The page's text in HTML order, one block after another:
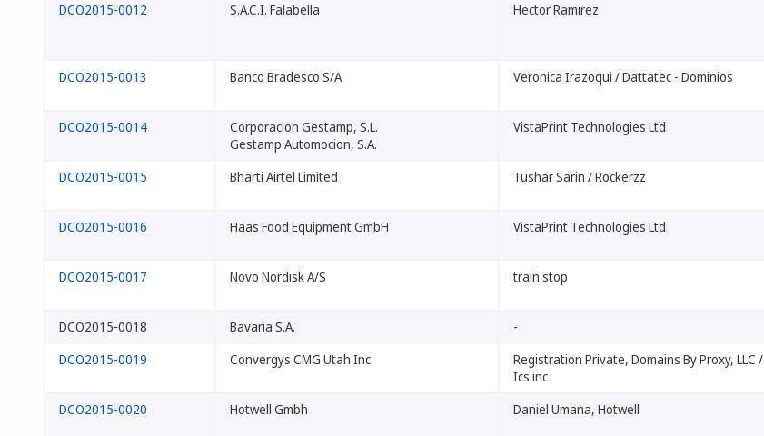
DCO2015-0012
S.A.C.I. Falabella Hector Ramirez
DCO2015-0013 Banco Bradesco S/A Veronica Irazoqui / Dattatec - Dominios
DCO2015-0014
Corporacion Gestamp, S.L.
Gestamp Automocion, S.A.
VistaPrint Technologies Ltd
DCO2015-0015
Bharti Airtel Limited Tushar Sarin / Rockerzz
DCO2015-0016
Haas Food Equipment GmbH VistaPrint Technologies Ltd
DCO2015-0017
Novo Nordisk A/S train stop
DCO2015-0018
Bavaria S.A. -
DCO2015-0019
Convergys CMG Utah Inc.
Registration Private, Domains By Proxy, LLC /
Ics inc
DCO2015-0020
Hotwell Gmbh Daniel Umana, Hotwell